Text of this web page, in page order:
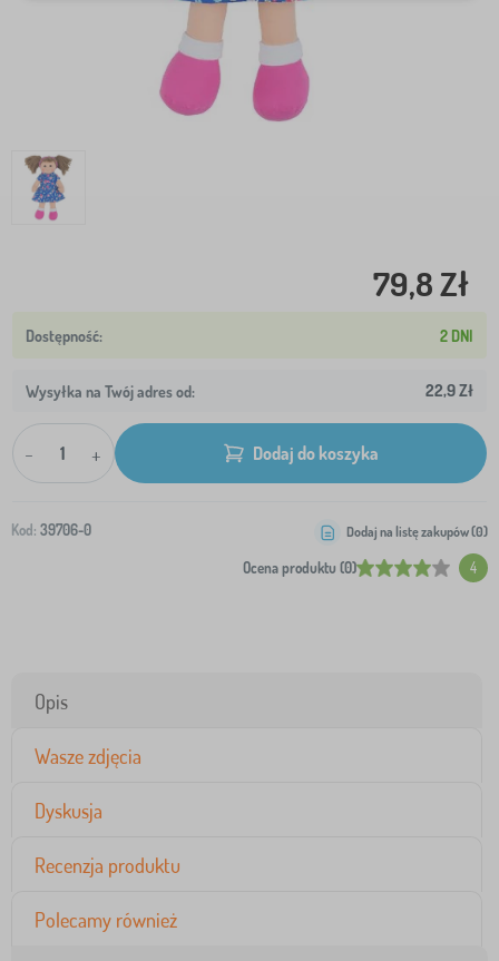
79,8 Zł
2 DNI
Wysyłka na Twój adres od: 22,9 Zł
- + Dodaj do koszyka
Kod: 39706-0
Ocena produktu (0) 4
Dodaj na listę zakupów (0)
Opis
Wasze zdjęcia
Dyskusja
Recenzja produktu
Polecamy również